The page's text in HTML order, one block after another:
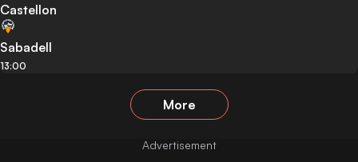
Castellon
Sabadell
13:00
More